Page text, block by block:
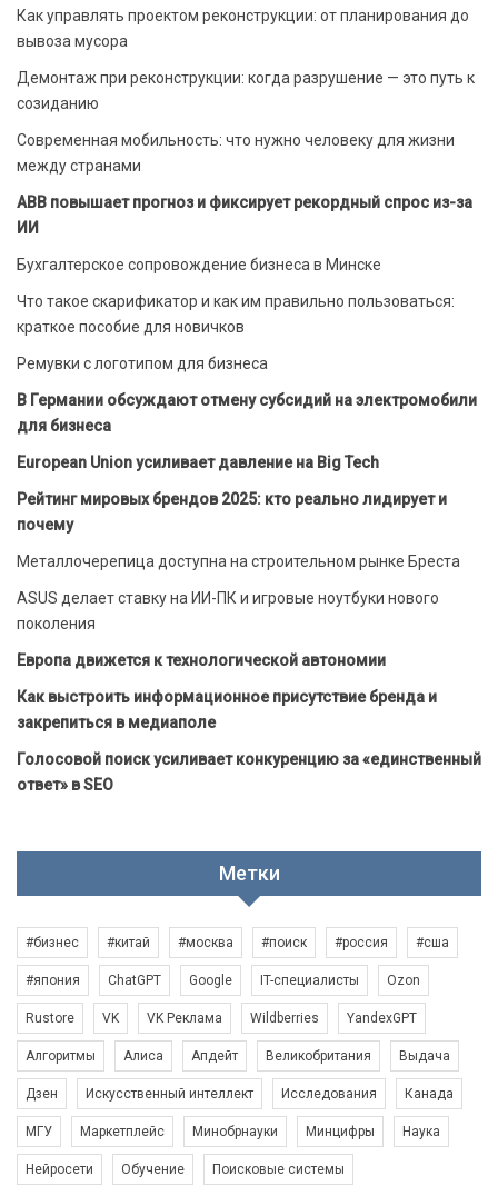
Как управлять проектом реконструкции: от планирования до
вывоза мусора
Демонтаж при реконструкции: когда разрушение — это путь к
созиданию
Современная мобильность: что нужно человеку для жизни
между странами
ABB повышает прогноз и фиксирует рекордный спрос из-за
ИИ
Бухгалтерское сопровождение бизнеса в Минске
Что такое скарификатор и как им правильно пользоваться:
краткое пособие для новичков
Ремувки с логотипом для бизнеса
В Германии обсуждают отмену субсидий на электромобили
для бизнеса
European Union усиливает давление на Big Tech
Рейтинг мировых брендов 2025: кто реально лидирует и
почему
Металлочерепица доступна на строительном рынке Бреста
ASUS делает ставку на ИИ-ПК и игровые ноутбуки нового
поколения
Европа движется к технологической автономии
Как выстроить информационное присутствие бренда и
закрепиться в медиаполе
Голосовой поиск усиливает конкуренцию за «единственный
ответ» в SEO
Метки
#бизнес #китай #москва #поиск #россия #сша
#япония ChatGPT Google IT-специалисты Ozon
Rustore VK VK Реклама Wildberries YandexGPT
Алгоритмы Алиса Апдейт Великобритания Выдача
Дзен Искусственный интеллект Исследования Канада
МГУ Маркетплейс Минобрнауки Минцифры Наука
Нейросети Обучение Поисковые системы